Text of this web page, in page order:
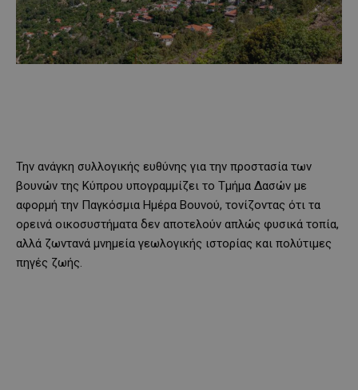
Την ανάγκη συλλογικής ευθύνης για την προστασία των
βουνών της Κύπρου υπογραμμίζει το Τμήμα Δασών με
αφορμή την Παγκόσμια Ημέρα Βουνού, τονίζοντας ότι τα
ορεινά οικοσυστήματα δεν αποτελούν απλώς φυσικά τοπία,
αλλά ζωντανά μνημεία γεωλογικής ιστορίας και πολύτιμες
πηγές ζωής.